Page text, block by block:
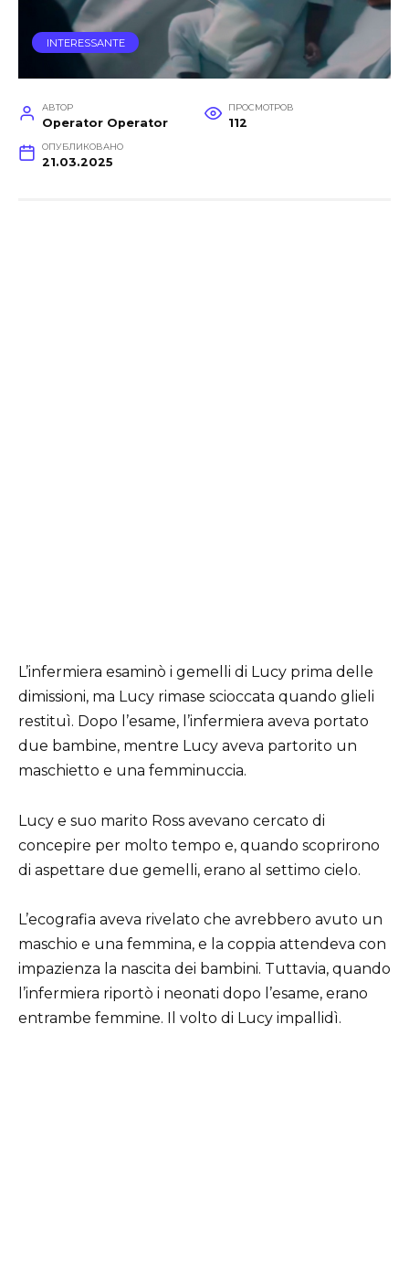
INTERESSANTE
АВТОР
Operator Operator
ПРОСМОТРОВ
112
ОПУБЛИКОВАНО
21.03.2025
L’infermiera esaminò i gemelli di Lucy prima delle
dimissioni, ma Lucy rimase scioccata quando glieli
restituì. Dopo l’esame, l’infermiera aveva portato
due bambine, mentre Lucy aveva partorito un
maschietto e una femminuccia.
Lucy e suo marito Ross avevano cercato di
concepire per molto tempo e, quando scoprirono
di aspettare due gemelli, erano al settimo cielo.
L’ecografia aveva rivelato che avrebbero avuto un
maschio e una femmina, e la coppia attendeva con
impazienza la nascita dei bambini. Tuttavia, quando
l’infermiera riportò i neonati dopo l’esame, erano
entrambe femmine. Il volto di Lucy impallidì.